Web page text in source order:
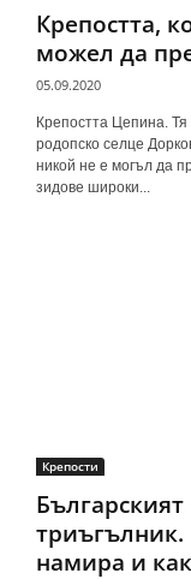
Крепостта,
можел да
05.09.2020
Крепостта Цепина.
родопско селце
никой не е могъл да
зидове широки...
Крепости
триъгълник.
намира и